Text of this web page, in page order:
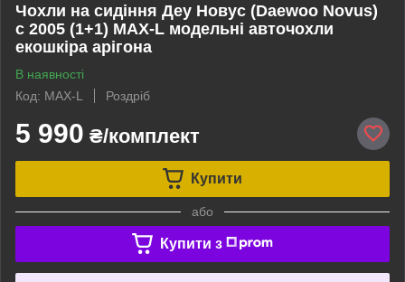
Чохли на сидіння Деу Новус (Daewoo Novus)
с 2005 (1+1) MAX-L модельні авточохли
екошкіра арігона
В наявності
Код: MAX-L
Роздріб
5 990 ₴/комплект
Купити
або
Купити з